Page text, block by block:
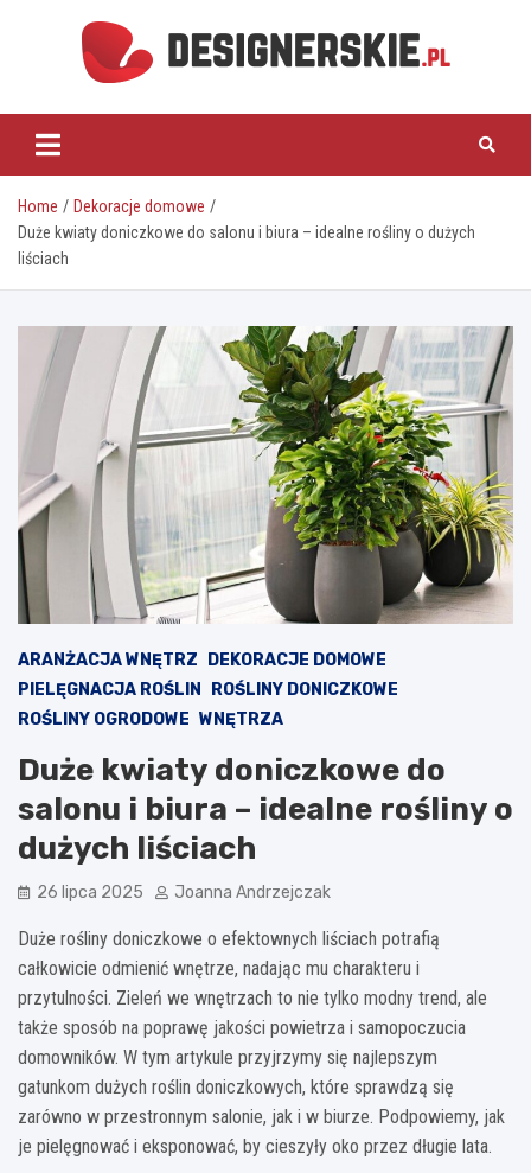
designerskie.pl
Home
Dekoracje domowe
Duże kwiaty doniczkowe do salonu i biura – idealne rośliny o dużych
liściach
ARANŻACJA WNĘTRZ
DEKORACJE DOMOWE
PIELĘGNACJA ROŚLIN
ROŚLINY DONICZKOWE
ROŚLINY OGRODOWE WNĘTRZA
Duże kwiaty doniczkowe do
salonu i biura – idealne rośliny o
dużych liściach
26 lipca 2025 Joanna Andrzejczak
Duże rośliny doniczkowe o efektownych liściach potrafią
całkowicie odmienić wnętrze, nadając mu charakteru i
przytulności. Zieleń we wnętrzach to nie tylko modny trend, ale
także sposób na poprawę jakości powietrza i samopoczucia
domowników. W tym artykule przyjrzymy się najlepszym
gatunkom dużych roślin doniczkowych, które sprawdzą się
zarówno w przestronnym salonie, jak i w biurze. Podpowiemy, jak
je pielęgnować i eksponować, by cieszyły oko przez długie lata.